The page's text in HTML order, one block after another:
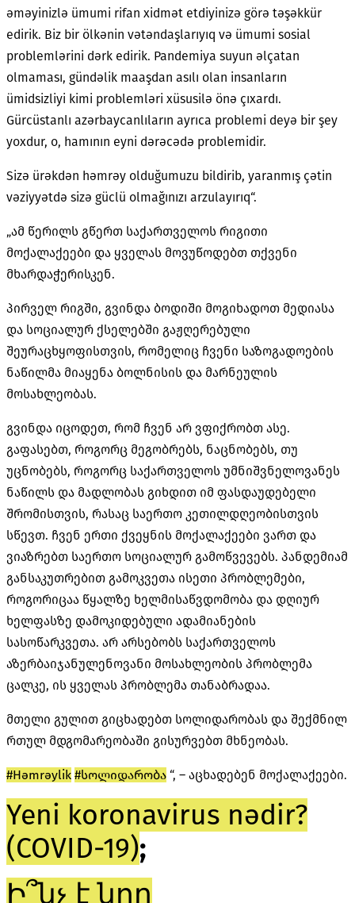
əməyinizlə ümumi rifan xidmət etdiyinizə görə təşəkkür
edirik. Biz bir ölkənin vətəndaşlarıyıq və ümumi sosial
problemlərini dərk edirik. Pandemiya suyun əlçatan
olmaması, gündəlik maaşdan asılı olan insanların
ümidsizliyi kimi problemləri xüsusilə önə çıxardı.
Gürcüstanlı azərbaycanlıların ayrıca problemi deyə bir şey
yoxdur, o, hamının eyni dərəcədə problemidir.
Sizə ürəkdən həmrəy olduğumuzu bildirib, yaranmış çətin
vəziyyətdə sizə güclü olmağınızı arzulayırıq“.
„ამ წერილს გწერთ საქართველოს რიგითი
მოქალაქეები და ყველას მოვუწოდებთ თქვენი
მხარდაჭერისკენ.
პირველ რიგში, გვინდა ბოდიში მოგიხადოთ მედიასა
და სოციალურ ქსელებში გაჟღერებული
შეურაცხყოფისთვის, რომელიც ჩვენი საზოგადოების
ნაწილმა მიაყენა ბოლნისის და მარნეულის
მოსახლეობას.
გვინდა იცოდეთ, რომ ჩვენ არ ვფიქრობთ ასე.
გაფასებთ, როგორც მეგობრებს, ნაცნობებს, თუ
უცნობებს, როგორც საქართველოს უმნიშვნელოვანეს
ნაწილს და მადლობას გიხდით იმ ფასდაუდებელი
შრომისთვის, რასაც საერთო კეთილდღეობისთვის
სწევთ. ჩვენ ერთი ქვეყნის მოქალაქეები ვართ და
ვიაზრებთ საერთო სოციალურ გამოწვევებს. პანდემიამ
განსაკუთრებით გამოკვეთა ისეთი პრობლემები,
როგორიცაა წყალზე ხელმისაწვდომობა და დღიურ
ხელფასზე დამოკიდებული ადამიანების
სასოწარკვეთა. არ არსებობს საქართველოს
აზერბაიჯანულენოვანი მოსახლეობის პრობლემა
ცალკე, ის ყველას პრობლემა თანაბრადაა.
მთელი გულით გიცხადებთ სოლიდარობას და შექმნილ
რთულ მდგომარეობაში გისურვებთ მხნეობას.
#Həmrəylik #სოლიდარობა “, – აცხადებენ მოქალაქეები.
Yeni koronavirus nədir?
(COVID-19);
Ի՞նչ է նոր